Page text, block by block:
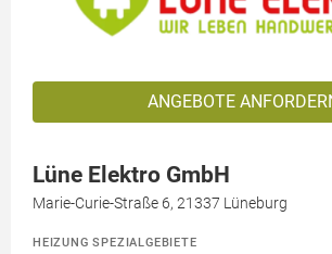
ANGEBOTE
Lüne Elektro GmbH
Marie-Curie-Straße 6, 21337 Lüneburg
HEIZUNG SPEZIALGEBIETE